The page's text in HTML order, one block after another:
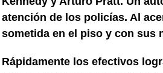
atención de los policías. Al
sometida en el piso y con sus
Rápidamente los efectivos